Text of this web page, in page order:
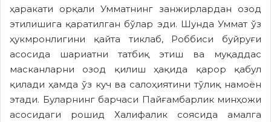
ҳаракати орқали Умматнинг занжирлардан озод
этилишига қаратилган бўлар эди. Шунда Уммат ўз
ҳукмронлигини қайта тиклаб, Роббиси буйруғи
асосида шариатни татбиқ этиш ва муқаддас
масканларни озод қилиш ҳақида қарор қабул
қилади ҳамда ўз куч ва салоҳиятини тўлиқ намоён
этади. Буларнинг барчаси Пайғамбарлик минҳожи
асосидаги рошид Халифалик соясида амалга